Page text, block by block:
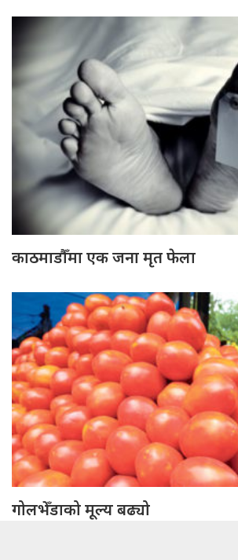
काठमाडौँमा एक जना मृत फेला
गोलभेँडाको मूल्य बढ्यो